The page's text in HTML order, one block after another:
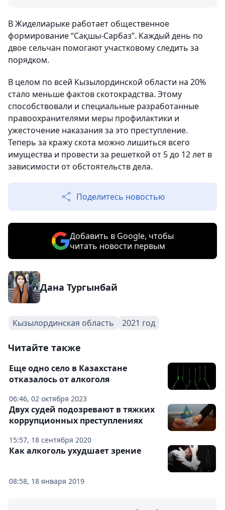
В Жиделиарыке работает общественное
формирование “Сақшы-Сарбаз”. Каждый день по
двое сельчан помогают участковому следить за
порядком.
В целом по всей Кызылординской области на 20%
стало меньше фактов скотокрадства. Этому
способствовали и специальные разработанные
правоохранителями меры профилактики и
ужесточение наказания за это преступление.
Теперь за кражу скота можно лишиться всего
имущества и провести за решеткой от 5 до 12 лет в
зависимости от обстоятельств дела.
Поделитесь новостью
Добавить в Google, чтобы
читать новости первым
Дана Тургынбай
Кызылординская область 2021 год
Читайте также
06:46, 02 октября 2023
Еще одно село в Казахстане
отказалось от алкоголя
15:57, 18 сентября 2020
Двух судей подозревают в тяжких
коррупционных преступлениях
08:58, 18 января 2019
Как алкоголь ухудшает зрение